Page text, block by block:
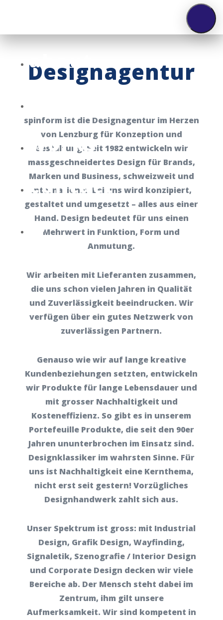
about
works
contact
@
Design­agentur
spinform ist die Designagentur im Herzen
von Lenzburg für Konzeption und
Gestaltung. Seit 1982 entwickeln wir
massgeschneidertes Design für Brands,
Marken und Business, schweizweit und
international. Bei uns wird konzipiert,
gestaltet und umgesetzt – alles aus einer
Hand. Design bedeutet für uns einen
Mehrwert in Funktion, Form und
Anmutung.
Wir arbeiten mit Lieferanten zusammen,
die uns schon vielen Jahren in Qualität
und Zuverlässigkeit beeindrucken. Wir
verfügen über ein gutes Netzwerk von
zuverlässigen Partnern.
Genauso wie wir auf lange kreative
Kundenbeziehungen setzten, entwickeln
wir Produkte für lange Lebensdauer und
mit grosser Nachhaltigkeit und
Kosteneffizienz. So gibt es in unserem
Portefeuille Produkte, die seit den 90er
Jahren ununterbrochen im Einsatz sind.
Designklassiker im wahrsten Sinne. Für
uns ist Nachhaltigkeit eine Kernthema,
nicht erst seit gestern! Vorzügliches
Designhandwerk zahlt sich aus.
Unser Spektrum ist gross: mit Industrial
Design, Grafik Design, Wayfinding,
Signaletik, Szenografie / Interior Design
und Corporate Design decken wir viele
Bereiche ab. Der Mensch steht dabei im
Zentrum, ihm gilt unsere
Aufmerksamkeit. Wir sind kompetent in